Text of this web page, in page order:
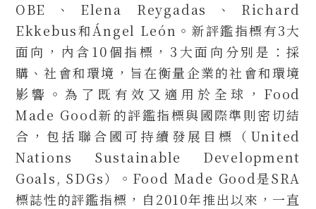
OBE、Elena Reygadas、Richard
Ekkebus和Ángel León。新評鑑指標有3大
面向，內含10個指標，3大面向分別是：採
購、社會和環境，旨在衡量企業的社會和環境
影響。為了既有效又適用於全球，Food
Made Good新的評鑑指標與國際準則密切結
合，包括聯合國可持續發展目標（United
Nations Sustainable Development
Goals, SDGs）。Food Made Good是SRA
標誌性的評鑑指標，自2010年推出以來，一直